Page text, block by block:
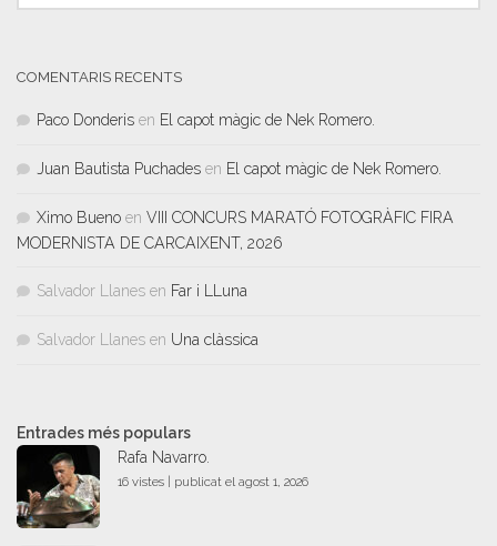
COMENTARIS RECENTS
Paco Donderis en El capot màgic de Nek Romero.
Juan Bautista Puchades en El capot màgic de Nek Romero.
Ximo Bueno en VIII CONCURS MARATÓ FOTOGRÀFIC FIRA
MODERNISTA DE CARCAIXENT, 2026
Salvador Llanes en Far i LLuna
Salvador Llanes en Una clàssica
Entrades més populars
Rafa Navarro.
16 vistes | publicat el agost 1, 2026